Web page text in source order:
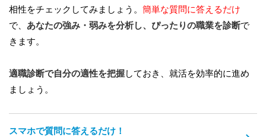
相性をチェックしてみましょう。 簡単な質問に答えるだけ
で、 あなたの強み・弱みを分析し、ぴったりの職業を診断で
きます。
適職診断で自分の適性を把握しておき、就活を効率的に進め
ましょう。
スマホで質問に答えるだけ！